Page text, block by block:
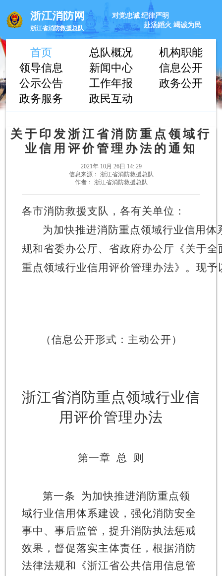
浙江消防网
浙江省消防救援总队
对党忠诚 纪律严明
赴汤蹈火 竭诚为民
首页 总队概况
机构职能
领导信息
新闻中心
信息公开
公示公告
工作年报
政务公开
政务服务
政民互动
关于印发浙江省消防重点领域行
业信用评价管理办法的通知
2021年 10月 26日 14: 29
信息来源： 浙江省消防救援总队
作者： 浙江省消防救援总队
各市消防救援支队，各有关单位：
为加快推进消防重点领域行业信用
规和省委办公厅、省政府办公厅《关于
重点领域行业信用评价管理办法》。现予
（信息公开形式：主动公开）
浙江省消防重点领域行业信
用评价管理办法
第一章 总 则
第一条
为加快推进消防重点领
域行业信用体系建设，强化消防安全
事中、事后监管，提升消防执法惩戒
效果，督促落实主体责任，根据消防
法律法规和《浙江省公共信用信息管